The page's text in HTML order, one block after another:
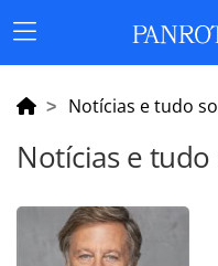
Menu
Principal
Notícias e tudo
Notícias e